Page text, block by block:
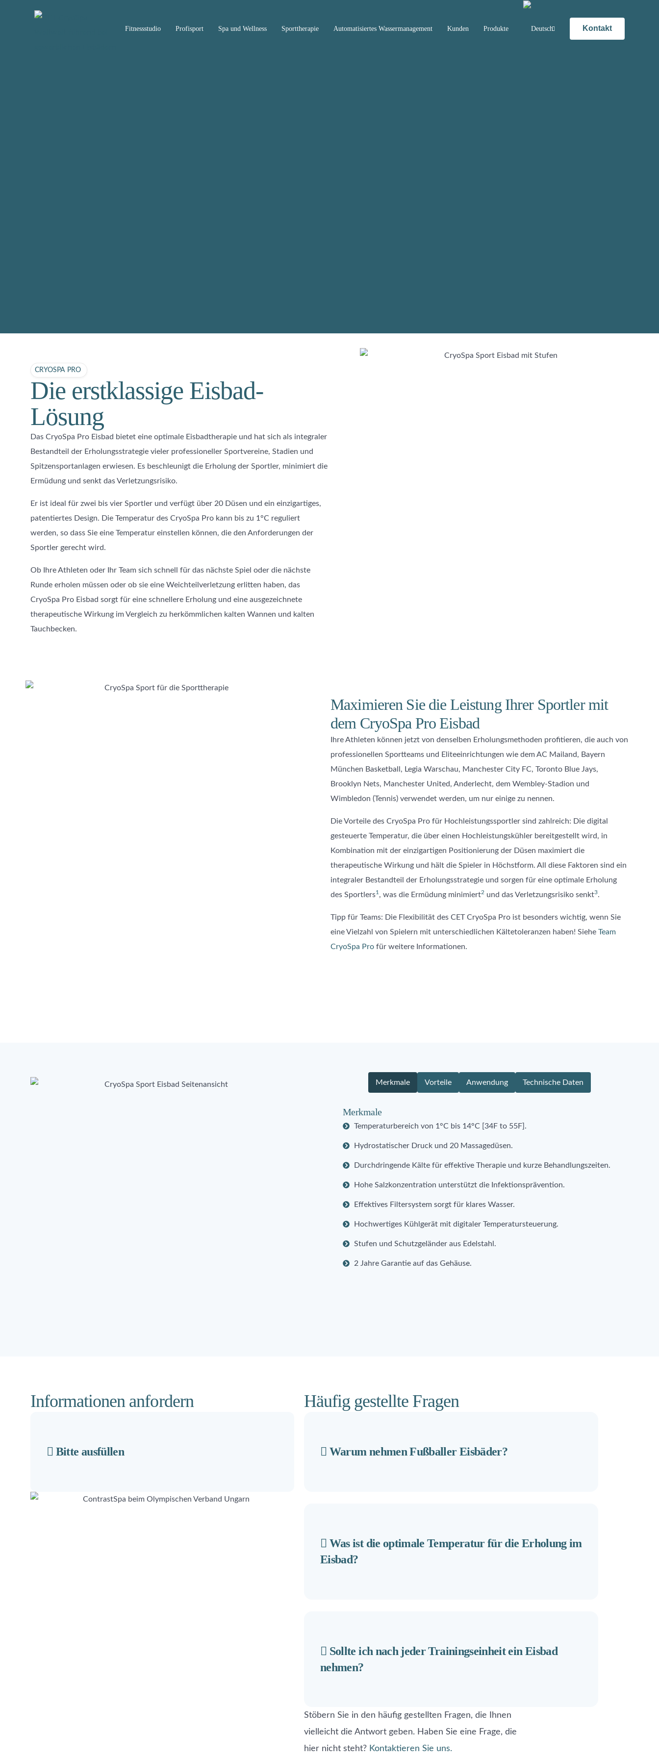
Fitnessstudio Profisport Spa und Wellness Sporttherapie Automatisiertes Wassermanagement Kunden Produkte Kontakt
CRYOSPA PRO
Die erstklassige Eisbad-
Lösung
Das CryoSpa Pro Eisbad bietet eine optimale Eisbadtherapie und hat sich als integraler
Bestandteil der Erholungsstrategie vieler professioneller Sportvereine, Stadien und
Spitzensportanlagen erwiesen. Es beschleunigt die Erholung der Sportler, minimiert die
Ermüdung und senkt das Verletzungsrisiko.
Er ist ideal für zwei bis vier Sportler und verfügt über 20 Düsen und ein einzigartiges,
patentiertes Design. Die Temperatur des CryoSpa Pro kann bis zu 1°C reguliert
werden, so dass Sie eine Temperatur einstellen können, die den Anforderungen der
Sportler gerecht wird.
Ob Ihre Athleten oder Ihr Team sich schnell für das nächste Spiel oder die nächste
Runde erholen müssen oder ob sie eine Weichteilverletzung erlitten haben, das
CryoSpa Pro Eisbad sorgt für eine schnellere Erholung und eine ausgezeichnete
therapeutische Wirkung im Vergleich zu herkömmlichen kalten Wannen und kalten
Tauchbecken.
Maximieren Sie die Leistung Ihrer Sportler mit
dem CryoSpa Pro Eisbad
Ihre Athleten können jetzt von denselben Erholungsmethoden profitieren, die auch von
professionellen Sportteams und Eliteeinrichtungen wie dem AC Mailand, Bayern
München Basketball, Legia Warschau, Manchester City FC, Toronto Blue Jays,
Brooklyn Nets, Manchester United, Anderlecht, dem Wembley-Stadion und
Wimbledon (Tennis) verwendet werden, um nur einige zu nennen.
Die Vorteile des CryoSpa Pro für Hochleistungssportler sind zahlreich: Die digital
gesteuerte Temperatur, die über einen Hochleistungskühler bereitgestellt wird, in
Kombination mit der einzigartigen Positionierung der Düsen maximiert die
therapeutische Wirkung und hält die Spieler in Höchstform. All diese Faktoren sind ein
integraler Bestandteil der Erholungsstrategie und sorgen für eine optimale Erholung
des Sportlers1 , was die Ermüdung minimiert2 und das Verletzungsrisiko senkt3.
Tipp für Teams: Die Flexibilität des CET CryoSpa Pro ist besonders wichtig, wenn Sie
eine Vielzahl von Spielern mit unterschiedlichen Kältetoleranzen haben! Siehe Team
CryoSpa Pro für weitere Informationen.
Merkmale Vorteile Anwendung Technische Daten
Merkmale
Temperaturbereich von 1°C bis 14°C [34F to 55F].
Hydrostatischer Druck und 20 Massagedüsen.
Durchdringende Kälte für effektive Therapie und kurze Behandlungszeiten.
Hohe Salzkonzentration unterstützt die Infektionsprävention.
Effektives Filtersystem sorgt für klares Wasser.
Hochwertiges Kühlgerät mit digitaler Temperatursteuerung.
Stufen und Schutzgeländer aus Edelstahl.
2 Jahre Garantie auf das Gehäuse.
Informationen anfordern
Bitte ausfüllen
Häufig gestellte Fragen
Warum nehmen Fußballer Eisbäder?
Was ist die optimale Temperatur für die Erholung im
Eisbad?
Sollte ich nach jeder Trainingseinheit ein Eisbad
nehmen?
Stöbern Sie in den häufig gestellten Fragen, die Ihnen
vielleicht die Antwort geben. Haben Sie eine Frage, die
hier nicht steht? Kontaktieren Sie uns.